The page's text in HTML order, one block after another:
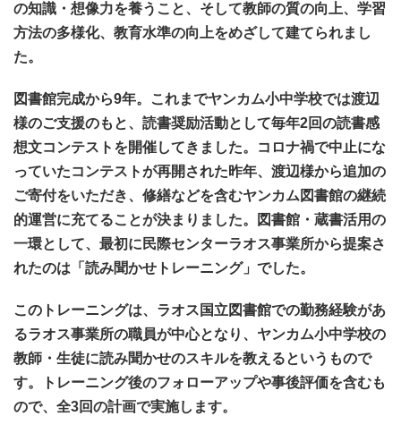
の知識・想像力を養うこと、そして教師の質の向上、学習
方法の多様化、教育水準の向上をめざして建てられまし
た。
図書館完成から9年。これまでヤンカム小中学校では渡辺
様のご支援のもと、読書奨励活動として毎年2回の読書感
想文コンテストを開催してきました。コロナ禍で中止にな
っていたコンテストが再開された昨年、渡辺様から追加の
ご寄付をいただき、修繕などを含むヤンカム図書館の継続
的運営に充てることが決まりました。図書館・蔵書活用の
一環として、最初に民際センターラオス事業所から提案さ
れたのは「読み聞かせトレーニング」でした。
このトレーニングは、ラオス国立図書館での勤務経験があ
るラオス事業所の職員が中心となり、ヤンカム小中学校の
教師・生徒に読み聞かせのスキルを教えるというもので
す。トレーニング後のフォローアップや事後評価を含むも
ので、全3回の計画で実施します。